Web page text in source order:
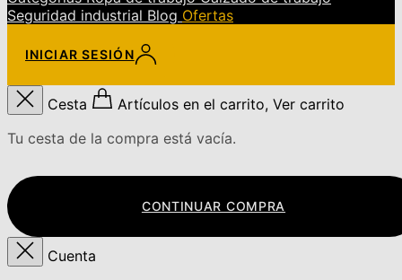
Seguridad industrial Blog Ofertas
INICIAR SESIÓN
Cesta
Artículos en el carrito, Ver carrito
Tu cesta de la compra está vacía.
CONTINUAR COMPRA
Cuenta